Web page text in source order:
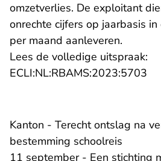
omzetverlies. De exploitant
onrechte cijfers op jaarbasis
per maand aanleveren.
Lees de volledige uitspraak:
ECLI:NL:RBAMS:2023:5703
Kanton - Terecht ontslag na
bestemming schoolreis
11 september - Een stichting